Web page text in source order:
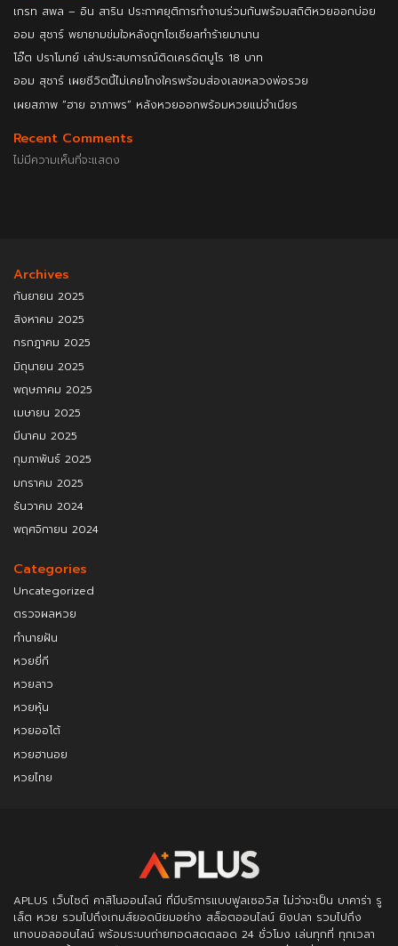
เกรท สพล – อิน สาริน ประกาศยุติการทำงานร่วมกันพร้อมสถิติหวยออกบ่อย
ออม สุชาร์ พยายามข่มใจหลังถูกโซเชียลทำร้ายมานาน
โอ๊ต ปราโมทย์ เล่าประสบการณ์ติดเครดิตบูโร 18 บาท
ออม สุชาร์ เผยชีวิตนี้ไม่เคยโกงใครพร้อมส่องเลขหลวงพ่อรวย
เผยสภาพ “ฮาย อาภาพร” หลังหวยออกพร้อมหวยแม่จำเนียร
Recent Comments
ไม่มีความเห็นที่จะแสดง
Archives
กันยายน 2025
สิงหาคม 2025
กรกฎาคม 2025
มิถุนายน 2025
พฤษภาคม 2025
เมษายน 2025
มีนาคม 2025
กุมภาพันธ์ 2025
มกราคม 2025
ธันวาคม 2024
พฤศจิกายน 2024
Categories
Uncategorized
ตรวจผลหวย
ทำนายฝัน
หวยยี่กี
หวยลาว
หวยหุ้น
หวยออโต้
หวยฮานอย
หวยไทย
APLUS เว็บไซต์ คาสิโนออนไลน์ ที่มีบริการแบบฟูลเซอวิส ไม่ว่าจะเป็น บาคาร่า รู
เล็ต หวย รวมไปถึงเกมส์ยอดนิยมอย่าง สล็อตออนไลน์ ยิงปลา รวมไปถึง
แทงบอลออนไลน์ พร้อมระบบถ่ายทอดสดตลอด 24 ชั่วโมง เล่นทุกที่ ทุกเวลา